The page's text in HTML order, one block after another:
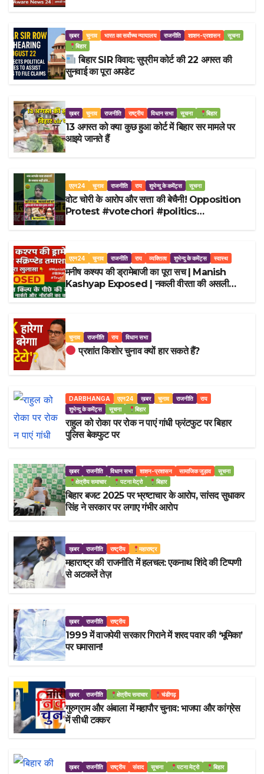
ख़बर चुनाव भारत का सर्वोच्च न्यायालय राजनीति शाशन-प्रशासन
सूचना
बिहार
बिहार SIR विवाद: सुप्रीम कोर्ट की 22 अगस्त की
सुनवाई का पूरा अपडेट
ख़बर चुनाव राजनीति राष्ट्रीय विधान सभा सूचना बिहार
13 अगस्त को क्या कुछ हुआ कोर्ट में बिहार सर मामले पर
आइये जानते हैं
एएन24 चुनाव राजनीति राय शुभेन्दु के कमेंट्स सूचना
वोट चोरी के आरोप और सत्ता की बेचैनी! Opposition
Protest #votechori #politics
एएन24 चुनाव राजनीति राय व्यक्तित्व शुभेन्दु के कमेंट्स स्वास्थ
मनीष कश्यप की ड्रामेबाजी का पूरा सच | Manish
Kashyap Exposed | नकली वीरता की असली
चुनाव राजनीति राय विधान सभा
प्रशांत किशोर चुनाव क्यों हार सकते हैं?
DARBHANGA एएन24 ख़बर चुनाव राजनीति
राय
शुभेन्दु के कमेंट्स
सूचना बिहार
राहुल को रोका पर रोक न पाएं गांधी फ्रंटफुट पर बिहार
पुलिस बेकफुट पर
ख़बर राजनीति विधान सभा शाशन-प्रशासन सामाजिक जुड़ाव
सूचना
क्षेत्रीय समाचार
पटना मेट्रो बिहार
बिहार बजट 2025 पर भ्रष्टाचार के आरोप, सांसद सुधाकर
सिंह ने सरकार पर लगाए गंभीर आरोप
ख़बर राजनीति राष्ट्रीय महाराष्ट्र
महाराष्ट्र की राजनीति में हलचल: एकनाथ शिंदे की टिप्पणी
से अटकलें तेज़
ख़बर राजनीति राष्ट्रीय
1999 में वाजपेयी सरकार गिराने में शरद पवार की ‘भूमिका’
पर घमासान!
ख़बर राजनीति क्षेत्रीय समाचार चंडीगढ़
गुरुग्राम और अंबाला में महापौर चुनाव: भाजपा और कांग्रेस
में सीधी टक्कर
ख़बर राजनीति राष्ट्रीय संवाद सूचना पटना मेट्रो बिहार